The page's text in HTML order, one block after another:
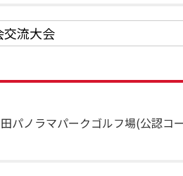
交流大会
ノラマパークゴルフ場(公認コ